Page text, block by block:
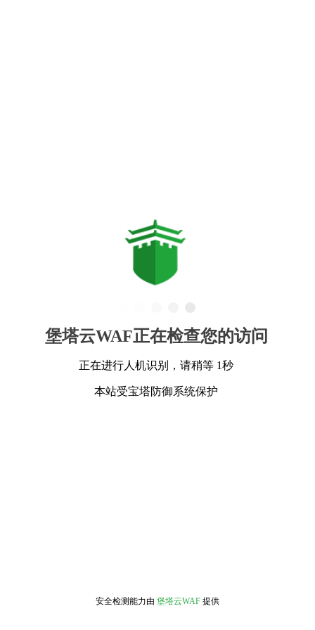
堡塔云WAF正在检查您的访问
正在进行人机识别，请稍等 1秒
本站受宝塔防御系统保护
安全检测能力由 堡塔云WAF 提供